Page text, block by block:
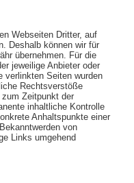
Webseiten Dritter, auf
Deshalb können wir für
übernehmen. Für die
jeweilige Anbieter oder
verlinkten Seiten wurden
Rechtsverstöße
Zeitpunkt der
inhaltliche Kontrolle
Anhaltspunkte einer
von
Links umgehend